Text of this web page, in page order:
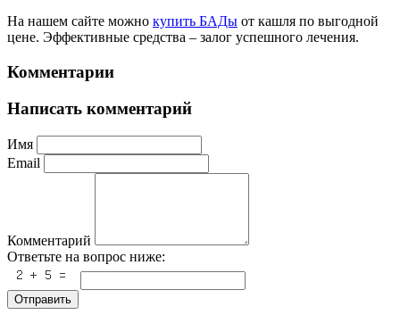
На нашем сайте можно купить БАДы от кашля по выгодной
цене. Эффективные средства – залог успешного лечения.
Комментарии
Написать комментарий
Имя
Email
Комментарий
Ответьте на вопрос ниже:
Отправить